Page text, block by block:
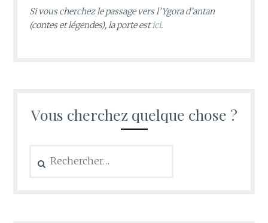
Si vous cherchez le passage vers l’Ygora d’antan
(contes et légendes), la porte estici.
Vous cherchez quelque chose ?